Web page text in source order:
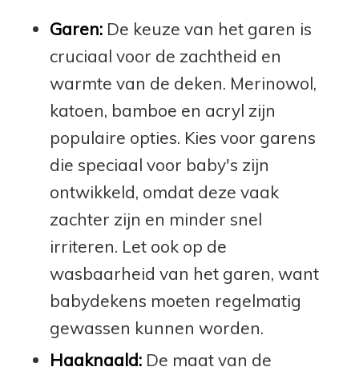
Garen:De keuze van het garen is
cruciaal voor de zachtheid en
warmte van de deken. Merinowol,
katoen, bamboe en acryl zijn
populaire opties. Kies voor garens
die speciaal voor baby's zijn
ontwikkeld, omdat deze vaak
zachter zijn en minder snel
irriteren. Let ook op de
wasbaarheid van het garen, want
babydekens moeten regelmatig
gewassen kunnen worden.
Haaknaald:De maat van de